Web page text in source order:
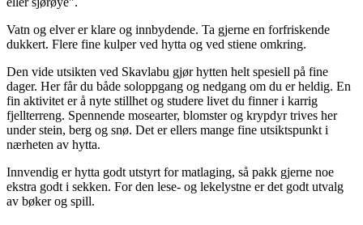
Vatn og elver er klare og innbydende. Ta gjerne en forfriskende
dukkert. Flere fine kulper ved hytta og ved stiene omkring.
Den vide utsikten ved Skavlabu gjør hytten helt spesiell på fine
dager. Her får du både soloppgang og nedgang om du er heldig. En
fin aktivitet er å nyte stillhet og studere livet du finner i karrig
fjellterreng. Spennende mosearter, blomster og krypdyr trives her
under stein, berg og snø. Det er ellers mange fine utsiktspunkt i
nærheten av hytta.
Innvendig er hytta godt utstyrt for matlaging, så pakk gjerne noe
ekstra godt i sekken. For den lese- og lekelystne er det godt utvalg
av bøker og spill.